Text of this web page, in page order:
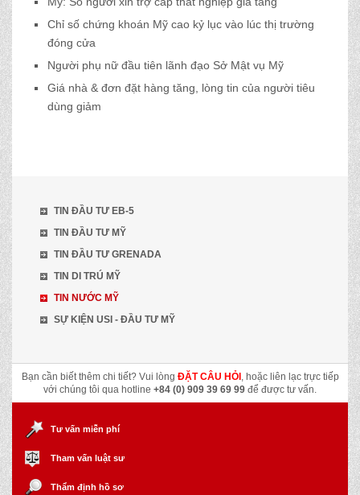
Chỉ số chứng khoán Mỹ cao kỷ lục vào lúc thị trường
đóng cửa
Người phụ nữ đầu tiên lãnh đạo Sở Mật vụ Mỹ
Giá nhà & đơn đặt hàng tăng, lòng tin của người tiêu
dùng giảm
TIN ĐẦU TƯ EB-5
TIN ĐẦU TƯ MỸ
TIN ĐẦU TƯ GRENADA
TIN DI TRÚ MỸ
TIN NƯỚC MỸ
SỰ KIỆN USI - ĐẦU TƯ MỸ
Bạn cần biết thêm chi tiết? Vui lòng ĐẶT CÂU HỎI , hoặc liên lạc trực tiếp
với chúng tôi qua hotline +84 (0) 909 39 69 99 để được tư vấn.
Tư vấn miễn phí
Tham vấn luật sư
Thẩm định hồ sơ